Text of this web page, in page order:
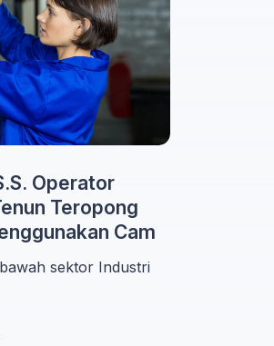
Operator
Teropong
Cam
sektor Industri